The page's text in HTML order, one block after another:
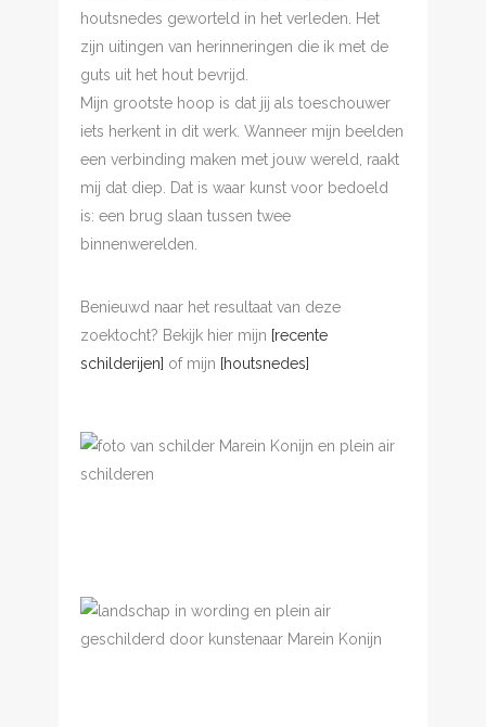
houtsnedes geworteld in het verleden. Het
zijn uitingen van herinneringen die ik met de
guts uit het hout bevrijd.
Mijn grootste hoop is dat jij als toeschouwer
iets herkent in dit werk. Wanneer mijn beelden
een verbinding maken met jouw wereld, raakt
mij dat diep. Dat is waar kunst voor bedoeld
is: een brug slaan tussen twee
binnenwerelden.
Benieuwd naar het resultaat van deze
zoektocht? Bekijk hier mijn [recente
schilderijen] of mijn [houtsnedes]